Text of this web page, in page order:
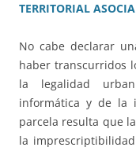
TERRITORIAL
No cabe declarar
haber transcurridos
la legalidad
informática y de la
parcela resulta que
la